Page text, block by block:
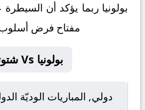
بولونيا ربما يؤكد أن
مفتاح فرض أسلوب
Matche Card شتوتجارت Vs بولونيا
دولي, المباريات الوديّة